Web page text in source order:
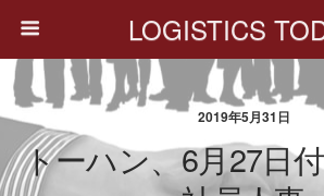
LOGISTICS
2019年5月31日
トーハン、6月27日